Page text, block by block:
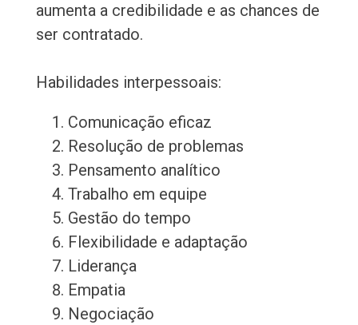
aumenta a credibilidade e as chances de
ser contratado.
Habilidades interpessoais:
Comunicação eficaz
Resolução de problemas
Pensamento analítico
Trabalho em equipe
Gestão do tempo
Flexibilidade e adaptação
Liderança
Empatia
Negociação